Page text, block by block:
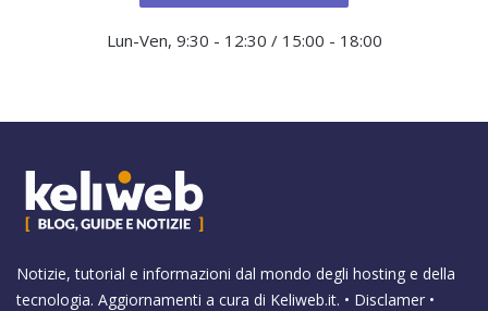
Lun-Ven, 9:30 - 12:30 / 15:00 - 18:00
Notizie, tutorial e informazioni dal mondo degli hosting e della
tecnologia. Aggiornamenti a cura di Keliweb.it. • Disclamer •